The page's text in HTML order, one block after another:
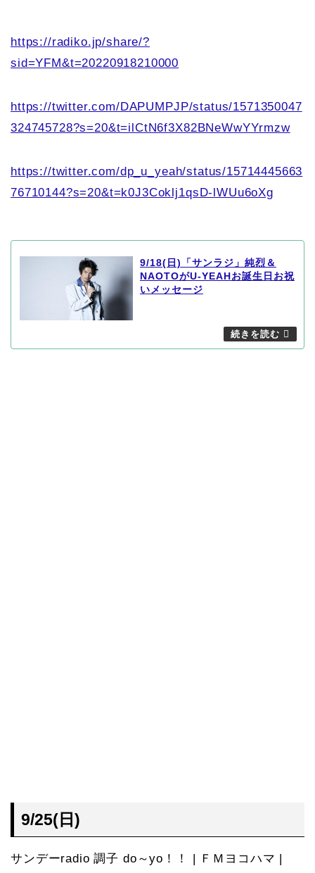
https://radiko.jp/share/?
sid=YFM&t=20220918210000
https://twitter.com/DAPUMPJP/status/1571350047
324745728?s=20&t=ilCtN6f3X82BNeWwYYrmzw
https://twitter.com/dp_u_yeah/status/15714445663
76710144?s=20&t=k0J3Coklj1qsD-lWUu6oXg
9/18(日)「サンラジ」純烈＆
NAOTOがU-YEAHお誕生日お祝
いメッセージ
9/25(日)
サンデーradio 調子 do～yo！！ | ＦＭヨコハマ |